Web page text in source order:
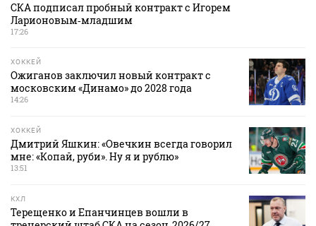
СКА подписал пробный контракт с Игорем
Ларионовым‑младшим
17:26
ХОККЕЙ
Ожиганов заключил новый контракт с
московским «Динамо» до 2028 года
14:26
ХОККЕЙ
Дмитрий Яшкин: «Овечкин всегда говорил
мне: «Копай, руби». Ну я и рублю»
13:51
КХЛ
Терещенко и Епанчинцев вошли в